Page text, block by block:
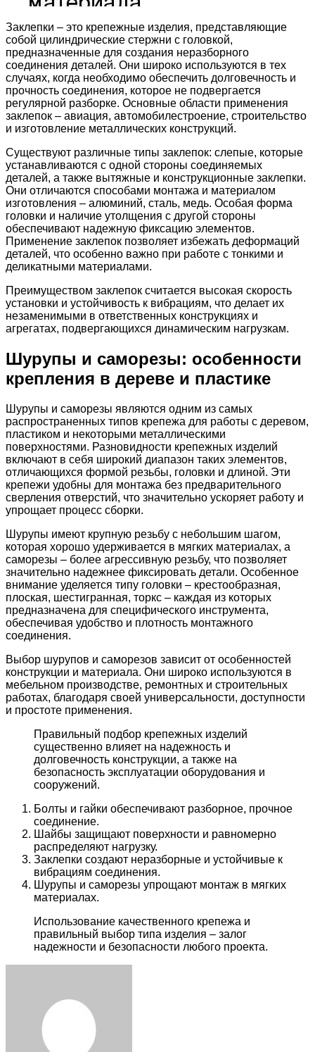
Заклепки – это крепежные изделия, представляющие
собой цилиндрические стержни с головкой,
предназначенные для создания неразборного
соединения деталей. Они широко используются в тех
случаях, когда необходимо обеспечить долговечность и
прочность соединения, которое не подвергается
регулярной разборке. Основные области применения
заклепок – авиация, автомобилестроение, строительство
и изготовление металлических конструкций.
Существуют различные типы заклепок: слепые, которые
устанавливаются с одной стороны соединяемых
деталей, а также вытяжные и конструкционные заклепки.
Они отличаются способами монтажа и материалом
изготовления – алюминий, сталь, медь. Особая форма
головки и наличие утолщения с другой стороны
обеспечивают надежную фиксацию элементов.
Применение заклепок позволяет избежать деформаций
деталей, что особенно важно при работе с тонкими и
деликатными материалами.
Преимуществом заклепок считается высокая скорость
установки и устойчивость к вибрациям, что делает их
незаменимыми в ответственных конструкциях и
агрегатах, подвергающихся динамическим нагрузкам.
Шурупы и саморезы: особенности
крепления в дереве и пластике
Шурупы и саморезы являются одним из самых
распространенных типов крепежа для работы с деревом,
пластиком и некоторыми металлическими
поверхностями. Разновидности крепежных изделий
включают в себя широкий диапазон таких элементов,
отличающихся формой резьбы, головки и длиной. Эти
крепежи удобны для монтажа без предварительного
сверления отверстий, что значительно ускоряет работу и
упрощает процесс сборки.
Шурупы имеют крупную резьбу с небольшим шагом,
которая хорошо удерживается в мягких материалах, а
саморезы – более агрессивную резьбу, что позволяет
значительно надежнее фиксировать детали. Особенное
внимание уделяется типу головки – крестообразная,
плоская, шестигранная, торкс – каждая из которых
предназначена для специфического инструмента,
обеспечивая удобство и плотность монтажного
соединения.
Выбор шурупов и саморезов зависит от особенностей
конструкции и материала. Они широко используются в
мебельном производстве, ремонтных и строительных
работах, благодаря своей универсальности, доступности
и простоте применения.
Правильный подбор крепежных изделий
существенно влияет на надежность и
долговечность конструкции, а также на
безопасность эксплуатации оборудования и
сооружений.
Болты и гайки обеспечивают разборное, прочное
соединение.
Шайбы защищают поверхности и равномерно
распределяют нагрузку.
Заклепки создают неразборные и устойчивые к
вибрациям соединения.
Шурупы и саморезы упрощают монтаж в мягких
материалах.
Использование качественного крепежа и
правильный выбор типа изделия – залог
надежности и безопасности любого проекта.